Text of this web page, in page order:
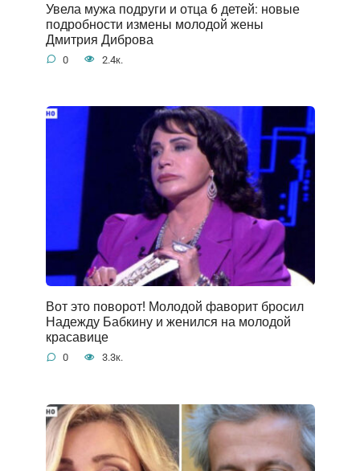
Увела мужа подруги и отца 6 детей: новые
подробности измены молодой жены
Дмитрия Диброва
0 2.4к.
Вот это поворот! Молодой фаворит бросил
Надежду Бабкину и женился на молодой
красавице
0 3.3к.